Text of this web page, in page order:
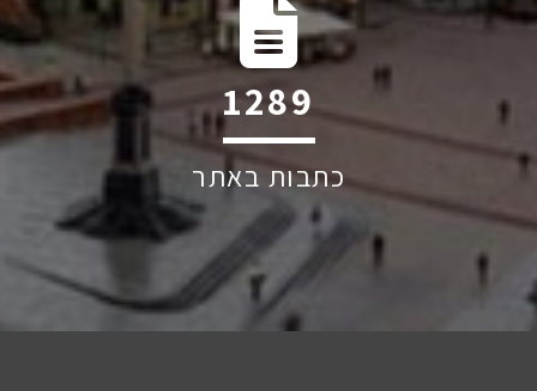
1809
כתבות באתר